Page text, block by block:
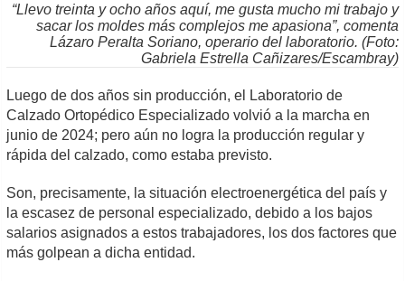
“Llevo treinta y ocho años aquí, me gusta mucho mi trabajo y
sacar los moldes más complejos me apasiona”, comenta
Lázaro Peralta Soriano, operario del laboratorio. (Foto:
Gabriela Estrella Cañizares/Escambray)
Luego de dos años sin producción, el Laboratorio de
Calzado Ortopédico Especializado volvió a la marcha en
junio de 2024; pero aún no logra la producción regular y
rápida del calzado, como estaba previsto.
Son, precisamente, la situación electroenergética del país y
la escasez de personal especializado, debido a los bajos
salarios asignados a estos trabajadores, los dos factores que
más golpean a dicha entidad.